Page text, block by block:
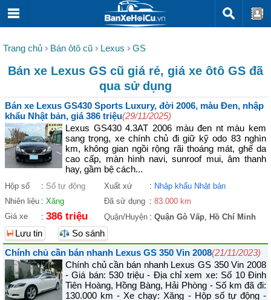
Trang chủ Bán ôtô cũ Lexus GS
Bán xe Lexus GS cũ giá rẻ, giá xe ôtô GS đã
qua sử dụng
Bán xe Lexus GS430 Sports Luxury, đời 2006, màu Đen, nhập
khẩu Nhật bản, giá 386 triệu(29/11/2025)
Lexus GS430 4.3AT 2006 màu đen nt màu kem
sang trọng, xe chính chủ đi giữ kỹ odo 83 nghìn
km, không gian ngồi rộng rãi thoáng mát, ghế da
cao cấp, màn hình navi, sunroof mui, âm thanh
hay, gầm bệ cách...
Hộp số : Số tự động Xuất xứ : Nhập khẩu Nhật bản
Nhiên liệu : Xăng Đã sử dụng : 83.000 km
Giá xe
: 386 triệu Quận/Huyện : Quận Gò Vấp, Hồ Chí Minh
Lưu tin
So sánh
Chính chủ cần bán nhanh Lexus GS 350 Vin 2008(21/11/2023)
Chính chủ cần bán nhanh Lexus GS 350 Vin 2008
- Giá bán: 530 triệu - Địa chỉ xem xe: Số 10 Đinh
Tiên Hoàng, Hồng Bàng, Hải Phòng - Số km đã đi:
130.000 km - Xe chạy: Xăng - Hộp số tự động -